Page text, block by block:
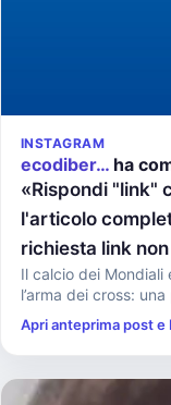
INSTAGRAM
ecodiber… ha
«Rispondi "link"
l'articolo
richiesta link
Il calcio dei Mondiali
l’arma dei cross:
Apri anteprima post e